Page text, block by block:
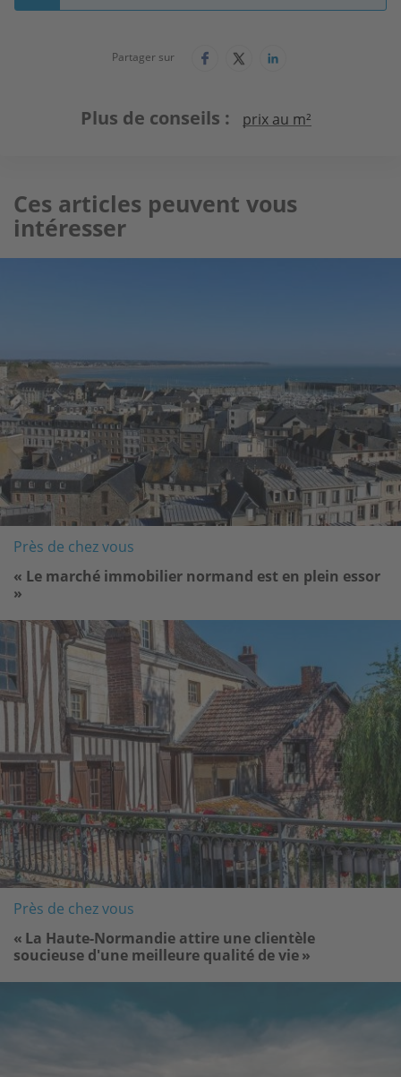
Partager sur
Plus de conseils prix au m²
Ces articles peuvent vous
intéresser
Près de chez vous
« Le marché immobilier normand est en plein essor
»
Image
Près de chez vous
« La Haute-Normandie attire une clientèle
soucieuse d'une meilleure qualité de vie »